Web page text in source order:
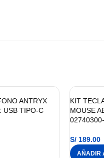
ANTRYX
USB TIPO-C
KIT
MOUSE
S/189.00
AÑADIR